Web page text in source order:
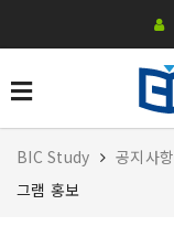
BIC Study 공지사항
그램 홍보